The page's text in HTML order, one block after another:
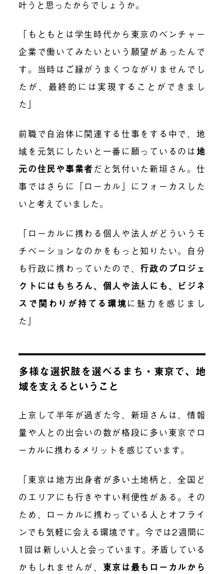
叶うと思ったからでしょうか。
「もともとは学生時代から東京のベンチャー
企業で働いてみたいという願望があったんで
す。当時はご縁がうまくつながりませんでし
たが、最終的には実現することができまし
た」
前職で自治体に関連する仕事をする中で、地
域を元気にしたいと一番に願っているのは地
元の住民や事業者だと気付いた新垣さん。仕
事ではさらに「ローカル」にフォーカスした
いと考えていました。
「ローカルに携わる個人や法人がどういうモ
チベーションなのかをもっと知りたい。自分
も行政に携わっていたので、 行政のプロジェ
クトにはもちろん、個人や法人にも、ビジネ
スで関わりが持てる環境に魅力を感じまし
た」
多様な選択肢を選べるまち・東京で、地
域を支えるということ
上京して半年が過ぎた今、新垣さんは、情報
量や人との出会いの数が格段に多い東京でロ
ーカルに携わるメリットを感じています。
「東京は地方出身者が多い土地柄と、全国ど
のエリアにも行きやすい利便性がある。その
ため、ローカルに携わっている人とオフライ
ンでも気軽に会える環境です。今では2週間に
1回は新しい人と会っています。矛盾している
かもしれませんが、 東京は最もローカルから